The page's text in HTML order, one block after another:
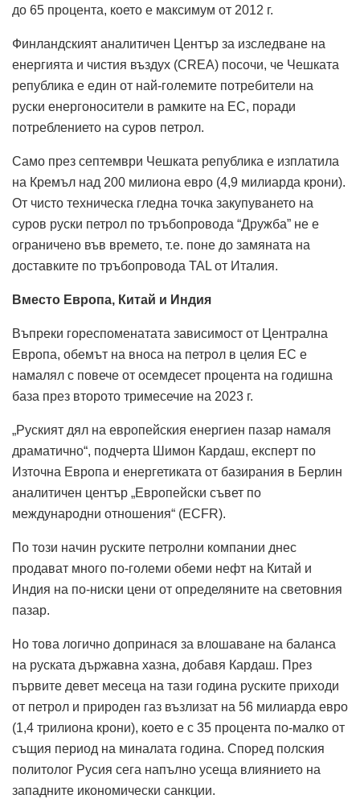
до 65 процента, което е максимум от 2012 г.
Финландският аналитичен Център за изследване на
енергията и чистия въздух (CREA) посочи, че Чешката
република е един от най-големите потребители на
руски енергоносители в рамките на ЕС, поради
потреблението на суров петрол.
Само през септември Чешката република е изплатила
на Кремъл над 200 милиона евро (4,9 милиарда крони).
От чисто техническа гледна точка закупуването на
суров руски петрол по тръбопровода “Дружба” не е
ограничено във времето, т.е. поне до замяната на
доставките по тръбопровода TAL от Италия.
Вместо Европа, Китай и Индия
Въпреки гореспоменатата зависимост от Централна
Европа, обемът на вноса на петрол в целия ЕС е
намалял с повече от осемдесет процента на годишна
база през второто тримесечие на 2023 г.
„Руският дял на европейския енергиен пазар намаля
драматично“, подчерта Шимон Кардаш, експерт по
Източна Европа и енергетиката от базирания в Берлин
аналитичен център „Европейски съвет по
международни отношения“ (ECFR).
По този начин руските петролни компании днес
продават много по-големи обеми нефт на Китай и
Индия на по-ниски цени от определяните на световния
пазар.
Но това логично допринася за влошаване на баланса
на руската държавна хазна, добавя Кардаш. През
първите девет месеца на тази година руските приходи
от петрол и природен газ възлизат на 56 милиарда евро
(1,4 трилиона крони), което е с 35 процента по-малко от
същия период на миналата година. Според полския
политолог Русия сега напълно усеща влиянието на
западните икономически санкции.